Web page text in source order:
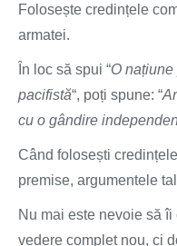
Folosește credințele
armatei.
În loc să spui “O
pacifistă“, poți spune: “
cu o gândire
Când folosești
premise, argumentele
Nu mai este nevoie să
vedere complet nou, ci